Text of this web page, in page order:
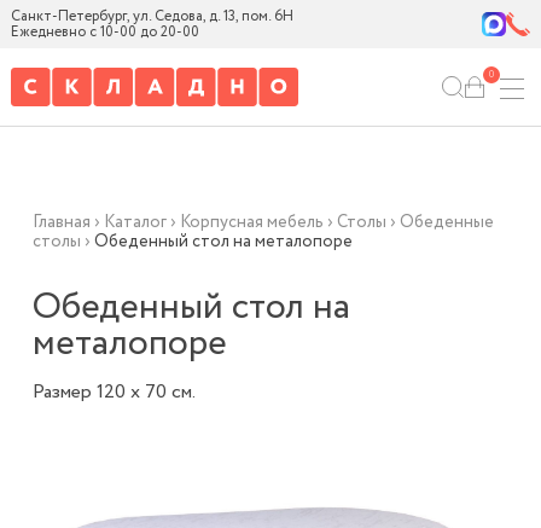
Санкт-Петербург, ул. Седова, д. 13, пом. 6Н
Ежедневно с 10-00 до 20-00
0
Главная › Каталог› Корпусная мебель › Столы › Обеденные
столы › Обеденный стол на металопоре
Обеденный стол на
металопоре
Размер 120 х 70 см.